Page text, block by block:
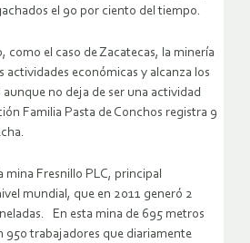
el 90 por ciento del tiempo.
como el caso de Zacatecas, la minería
actividades económicas y alcanza los
no deja de ser una actividad
Familia Pasta de Conchos registra 9
mina Fresnillo PLC, principal
mundial, que en 2011 generó 2
En esta mina de 695 metros
950 trabajadores que diariamente